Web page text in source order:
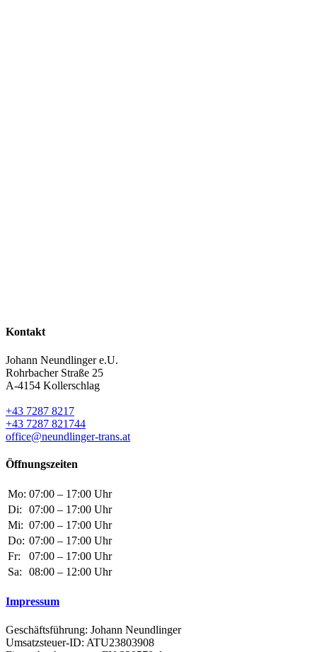
Kontakt
Johann Neundlinger e.U.
Rohrbacher Straße 25
A-4154 Kollerschlag
+43 7287 8217
+43 7287 821744
office@neundlinger-trans.at
Öffnungszeiten
Mo: 07:00 – 17:00 Uhr
Di:
07:00 – 17:00 Uhr
Mi: 07:00 – 17:00 Uhr
Do: 07:00 – 17:00 Uhr
Fr:
07:00 – 17:00 Uhr
Sa:
08:00 – 12:00 Uhr
Impressum
Geschäftsführung: Johann Neundlinger
Umsatzsteuer-ID: ATU23803908